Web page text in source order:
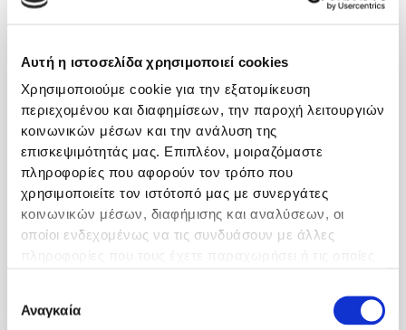
Αυτή η ιστοσελίδα χρησιμοποιεί cookies
Χρησιμοποιούμε cookie για την εξατομίκευση
περιεχομένου και διαφημίσεων, την παροχή λειτουργιών
κοινωνικών μέσων και την ανάλυση της
επισκεψιμότητάς μας. Επιπλέον, μοιραζόμαστε
πληροφορίες που αφορούν τον τρόπο που
χρησιμοποιείτε τον ιστότοπό μας με συνεργάτες
κοινωνικών μέσων, διαφήμισης και αναλύσεων, οι
οποίοι ενδεχομένως να τις συνδυάσουν με άλλες
συγκατάθεσης
Αναγκαία
Μαιευτικό/Γυναικολογικό
Επιστημονικά Υπεύθυνος Μαιευτικού-